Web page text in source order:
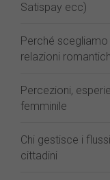
Satispay ecc)
Perché
relazioni
Percezioni,
femminile
Chi gestisce i
cittadini